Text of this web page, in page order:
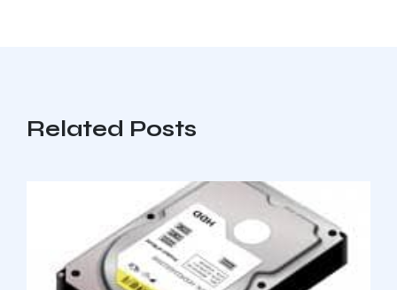
Related Posts